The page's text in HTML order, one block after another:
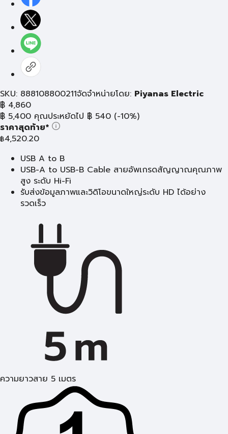
SKU: 888108800211จัดจำหน่ายโดย: Piyanas Electric
฿ 4,860
฿ 5,400 คุณประหยัดไป ฿ 540 (-10%)
ราคาสุดท้าย*
฿4,520.20
USB A to B
USB-A to USB-B Cable สายอัพเกรดสัญญาณคุณภาพ
สูง ระดับ Hi-Fi
รับส่งข้อมูลภาพและวิดิโอขนาดใหญ่ระดับ HD ได้อย่าง
รวดเร็ว
ความยาวสาย 5 เมตร